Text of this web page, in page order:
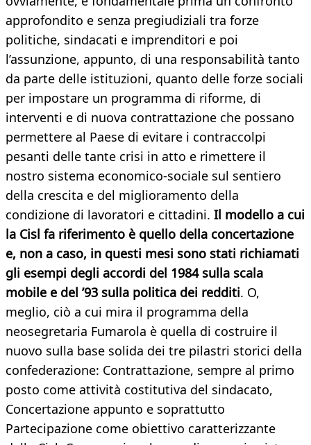
approfondito e senza pregiudiziali tra forze
politiche, sindacati e imprenditori e poi
l’assunzione, appunto, di una responsabilità tanto
da parte delle istituzioni, quanto delle forze sociali
per impostare un programma di riforme, di
interventi e di nuova contrattazione che possano
permettere al Paese di evitare i contraccolpi
pesanti delle tante crisi in atto e rimettere il
nostro sistema economico-sociale sul sentiero
della crescita e del miglioramento della
condizione di lavoratori e cittadini. Il modello a cui
la Cisl fa riferimento è quello della concertazione
e, non a caso, in questi mesi sono stati richiamati
gli esempi degli accordi del 1984 sulla scala
mobile e del ’93 sulla politica dei redditi. O,
meglio, ciò a cui mira il programma della
neosegretaria Fumarola è quella di costruire il
nuovo sulla base solida dei tre pilastri storici della
confederazione: Contrattazione, sempre al primo
posto come attività costitutiva del sindacato,
Concertazione appunto e soprattutto
Partecipazione come obiettivo caratterizzante